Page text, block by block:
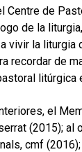
Centre de
de la
vivir la liturgia
recordar de
litúrgica
el
(2015); al
cmf